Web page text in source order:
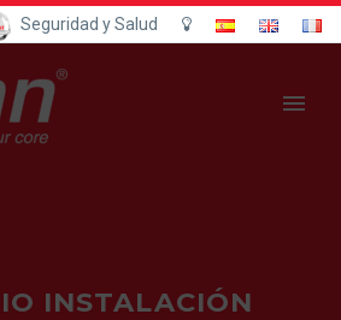
Seguridad y Salud
INSTALACIÓN